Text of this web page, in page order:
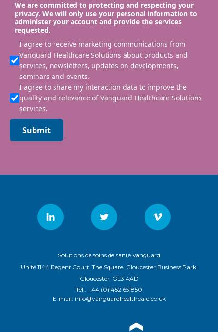
We are committed to protecting and respecting your
privacy. We will only use your personal information to
administer your account and provide the services
requested.
I agree to receive marketing communications from
Vanguard Healthcare Solutions about products and
services, newsletters, updates on developments,
seminars and events.
I agree to share my interaction data to improve the
quality and relevance of Vanguard Healthcare Solutions
services.
Submit
Solutions de soins de santé Vanguard
Unité 1144 Regent Court, The Square, Gloucester Business Park,
Gloucester, GL3 4AD
Tél : +44 (0)1452 651850
E-mail: info@vanguardhealthcare.co.uk